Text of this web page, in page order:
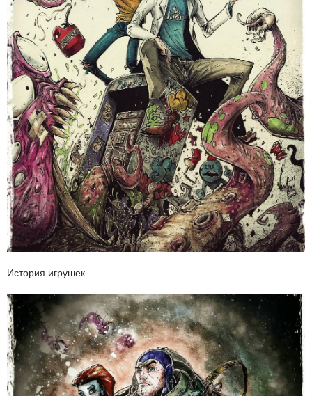
История игрушек